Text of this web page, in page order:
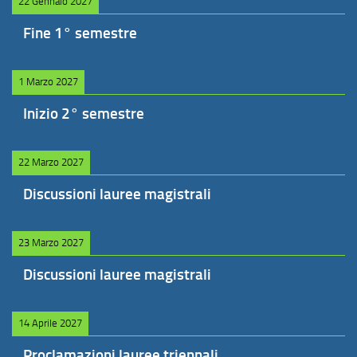
Fine 1° semestre
1 Marzo 2027
Inizio 2° semestre
22 Marzo 2027
Discussioni lauree magistrali
23 Marzo 2027
Discussioni lauree magistrali
14 Aprile 2027